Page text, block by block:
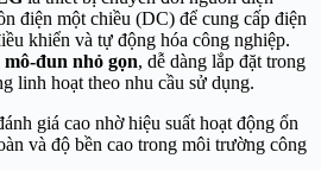
điện một chiều (DC) để cung cấp điện
khiển và tự động hóa công nghiệp.
mô-đun nhỏ gọn, dễ dàng lắp đặt trong
linh hoạt theo nhu cầu sử dụng.
giá cao nhờ hiệu suất hoạt động ổn
và độ bền cao trong môi trường công